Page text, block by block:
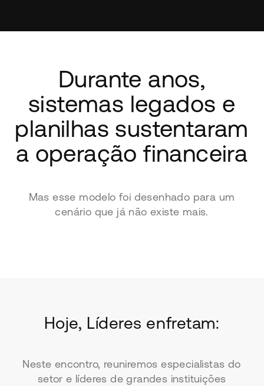
Durante anos,
sistemas legados e
planilhas sustentaram
a operação financeira
Mas esse modelo foi desenhado para um
cenário que já não existe mais.
Hoje, Líderes enfretam:
Neste encontro, reuniremos especialistas do
setor e líderes de grandes instituições